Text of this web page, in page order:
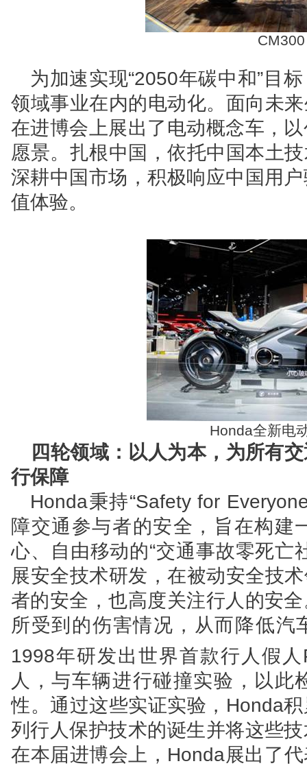
CM300
为加速实现“2050年碳中和”目
领域事业在内的电动化。面向未
在进博会上展出了电动概念车，
愿景。扎根中国，依托中国本土
深耕中国市场，积极响应中国用
值体验。
Honda全新电
四轮领域：以人为本，为所有
行保障
Honda秉持“Safety for
障交通参与者的安全，旨在构建
心、自由移动的“交通事故零死亡
展安全技术研发，在被动安全技
者的安全，也高度关注行人的安
所受到的伤害情况，从而降低汽
1998年研发出世界首款行人假人
人，与车辆进行碰撞实验，以此
性。通过这些实证实验，Honda
列行人保护技术的诞生并将这些
在本届进博会上，Honda展出了